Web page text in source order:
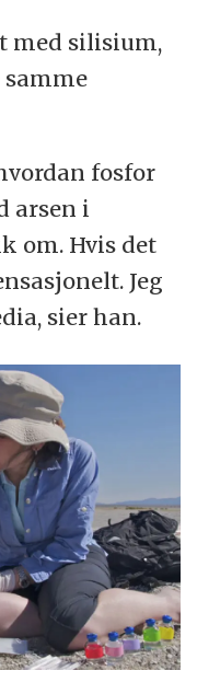
med silisium,
samme
fosfor
arsen i
om. Hvis det
Jeg
sier han.